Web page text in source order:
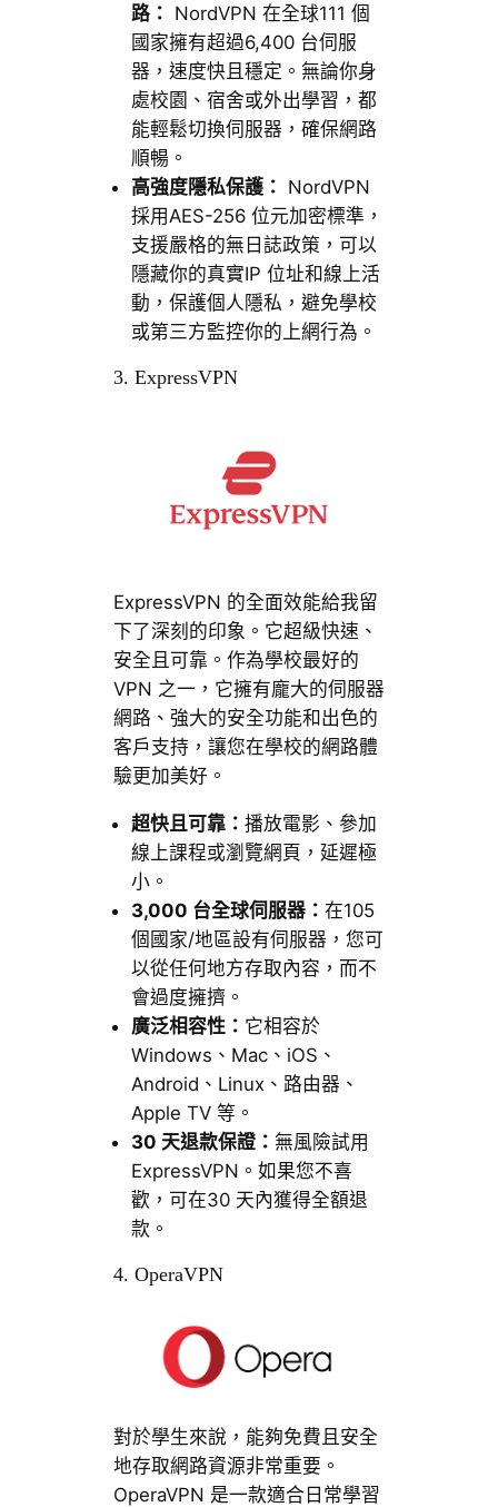
路： NordVPN 在全球111 個
國家擁有超過6,400 台伺服
器，速度快且穩定。無論你身
處校園、宿舍或外出學習，都
能輕鬆切換伺服器，確保網路
順暢。
高強度隱私保護： NordVPN
採用AES-256 位元加密標準，
支援嚴格的無日誌政策，可以
隱藏你的真實IP 位址和線上活
動，保護個人隱私，避免學校
或第三方監控你的上網行為。
3. ExpressVPN
ExpressVPN 的全面效能給我留
下了深刻的印象。它超級快速、
安全且可靠。作為學校最好的
VPN 之一，它擁有龐大的伺服器
網路、強大的安全功能和出色的
客戶支持，讓您在學校的網路體
驗更加美好。
超快且可靠： 播放電影、參加
線上課程或瀏覽網頁，延遲極
小。
3,000 台全球伺服器： 在105
個國家/地區設有伺服器，您可
以從任何地方存取內容，而不
會過度擁擠。
廣泛相容性： 它相容於
Windows、Mac、iOS、
Android、Linux、路由器、
Apple TV 等。
30 天退款保證： 無風險試用
ExpressVPN。如果您不喜
歡，可在30 天內獲得全額退
款。
4. OperaVPN
對於學生來說，能夠免費且安全
地存取網路資源非常重要。
OperaVPN 是一款適合日常學習